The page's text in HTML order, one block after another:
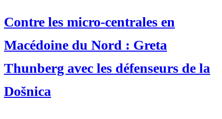
Contre les micro-centrales en
Macédoine du Nord : Greta
Thunberg avec les défenseurs de la
Došnica